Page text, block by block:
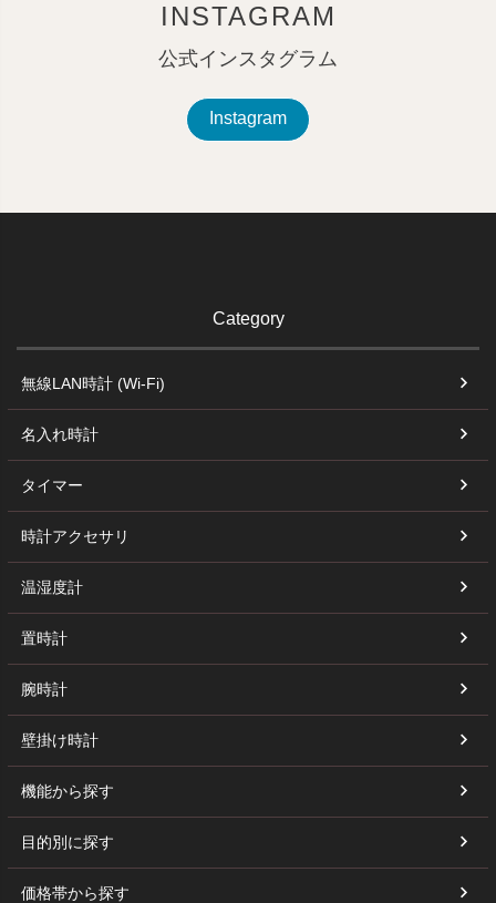
INSTAGRAM
公式インスタグラム
Instagram
Category
無線LAN時計 (Wi-Fi)
名入れ時計
タイマー
時計アクセサリ
温湿度計
置時計
腕時計
壁掛け時計
機能から探す
目的別に探す
価格帯から探す